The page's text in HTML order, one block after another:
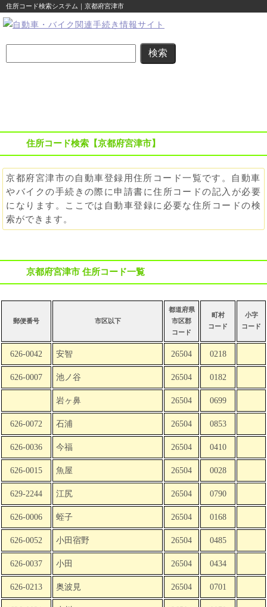
住所コード検索システム｜京都府宮津市
住所コード検索【京都府宮津市】
京都府宮津市の自動車登録用住所コード一覧です。自動車
やバイクの手続きの際に申請書に住所コードの記入が必要
になります。ここでは自動車登録に必要な住所コードの検
索ができます。
京都府宮津市 住所コード一覧
郵便番号 市区以下
都道府県
市区郡
コード
町村
コード
小字
コード
626-0042 安智 26504 0218
626-0007 池ノ谷 26504 0182
岩ヶ鼻 26504 0699
626-0072 石浦 26504 0853
626-0036 今福 26504 0410
626-0015 魚屋 26504 0028
629-2244 江尻 26504 0790
626-0006 蛭子 26504 0168
626-0052 小田宿野 26504 0485
626-0037 小田 26504 0434
626-0213 奥波見 26504 0701